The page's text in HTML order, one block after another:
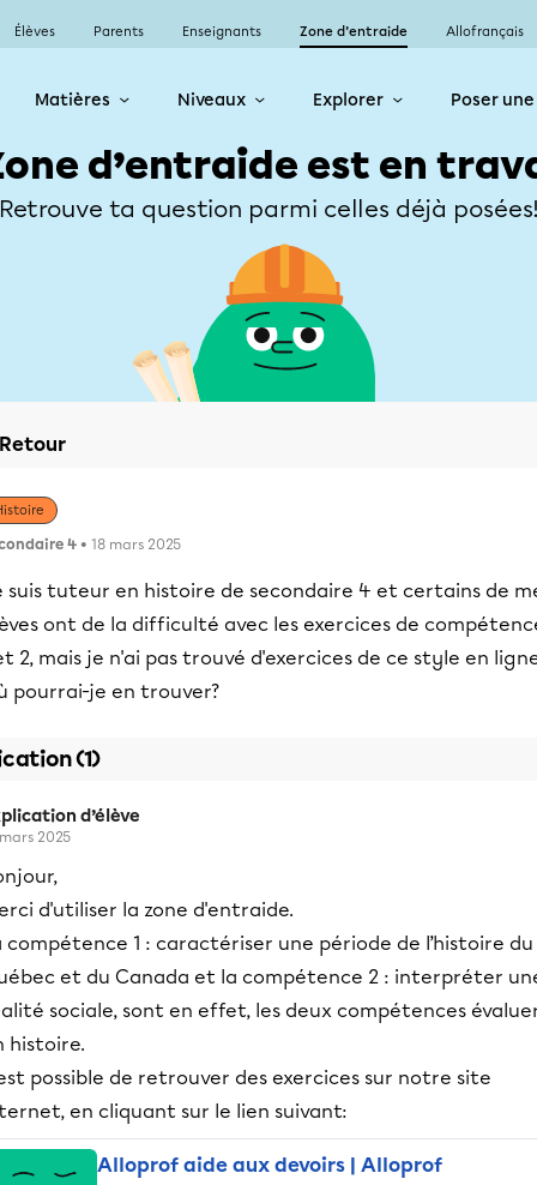
Élèves Parents Enseignants Zone d’entraide Allofrançais
Matières Niveaux Explorer Poser
d’entraide est en
Retrouve ta question parmi celles déjà
Retour
4 • 18 mars 2025
suis tuteur en histoire de secondaire 4 et certains de
ont de la difficulté avec les exercices de
2, mais je n'ai pas trouvé d'exercices de ce style en
pourrai-je en trouver?
(1)
d’élève
2025
d'utiliser la zone d'entraide.
compétence 1 : caractériser une période de l’histoire du
et du Canada et la compétence 2 : interpréter
sociale, sont en effet, les deux compétences
histoire.
possible de retrouver des exercices sur notre site
en cliquant sur le lien suivant:
Alloprof aide aux devoirs | Alloprof